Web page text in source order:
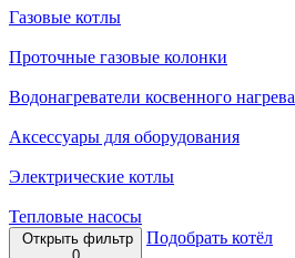
Газовые котлы
Проточные газовые колонки
Водонагреватели косвенного нагрева
Аксессуары для оборудования
Электрические котлы
Тепловые насосы
Открыть фильтр
Подобрать котёл